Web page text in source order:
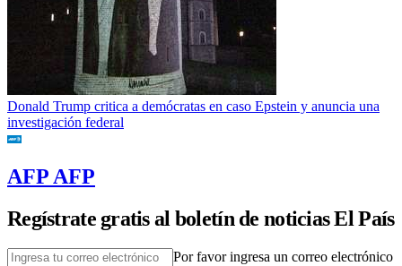
Donald Trump critica a demócratas en caso Epstein y anuncia una
investigación federal
AFP AFP
Regístrate gratis al boletín de noticias El País
Por favor ingresa un correo electrónico